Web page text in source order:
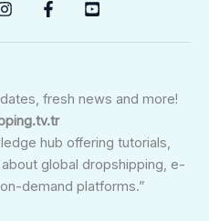
fresh news and more!
hub offering tutorials,
global dropshipping, e-
demand platforms.”